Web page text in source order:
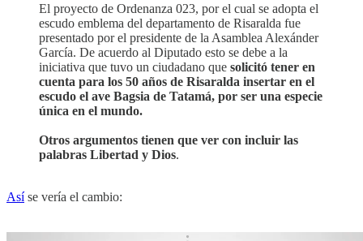
El proyecto de Ordenanza 023, por el cual se adopta el
escudo emblema del departamento de Risaralda fue
presentado por el presidente de la Asamblea Alexánder
García. De acuerdo al Diputado esto se debe a la
iniciativa que tuvo un ciudadano que solicitó tener en
cuenta para los 50 años de Risaralda insertar en el
escudo el ave Bagsia de Tatamá, por ser una especie
única en el mundo.
Otros argumentos tienen que ver con incluir las
palabras Libertad y Dios.
Asíse vería el cambio: